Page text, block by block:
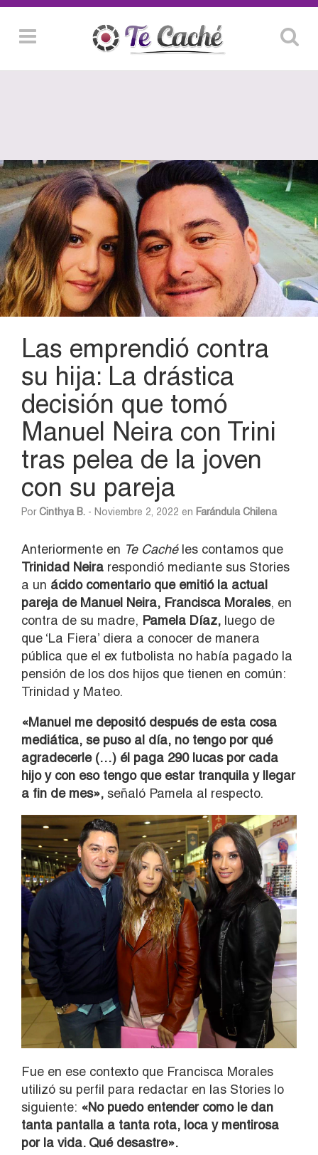
Las emprendió contra
su hija: La drástica
decisión que tomó
Manuel Neira con Trini
tras pelea de la joven
con su pareja
PorCinthya B. - Noviembre 2, 2022 en Farándula Chilena
Anteriormente en Te Cachéles contamos que
Trinidad Neira respondió mediante sus Stories
a un ácido comentario que emitió la actual
pareja de Manuel Neira, Francisca Morales, en
contra de su madre, Pamela Díaz, luego de
que ‘La Fiera’ diera a conocer de manera
pública que el ex futbolista no había pagado la
pensión de los dos hijos que tienen en común:
Trinidad y Mateo.
«Manuel me depositó después de esta cosa
mediática, se puso al día, no tengo por qué
agradecerle (…) él paga 290 lucas por cada
hijo y con eso tengo que estar tranquila y llegar
a fin de mes», señaló Pamela al respecto.
Fue en ese contexto que Francisca Morales
utilizó su perfil para redactar en las Stories lo
siguiente: «No puedo entender como le dan
tanta pantalla a tanta rota, loca y mentirosa
por la vida. Qué desastre».